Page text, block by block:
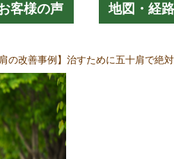
客様の声 地図・経路
肩の改善事例】治すために五十肩で絶